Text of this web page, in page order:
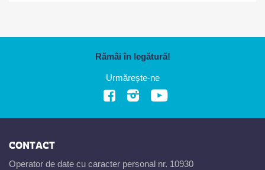
Rămâi în legătură!
Urmărește-ne
CONTACT
Operator de date cu caracter personal nr. 10930